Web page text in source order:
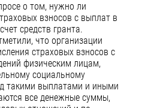
о том, нужно ли
взносов с выплат в
средств гранта.
что организации
страховых взносов с
физическим лицам,
социальному
такими выплатами и иными
все денежные суммы,